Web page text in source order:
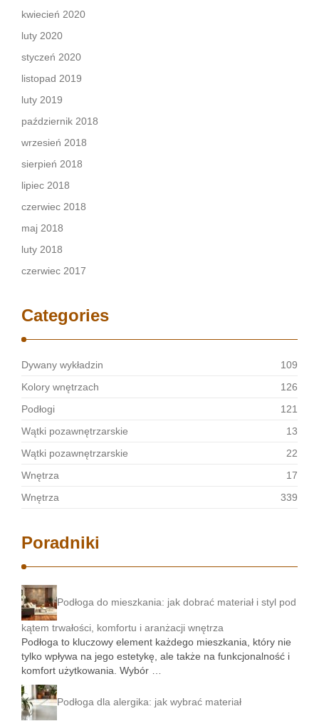
kwiecień 2020
luty 2020
styczeń 2020
listopad 2019
luty 2019
październik 2018
wrzesień 2018
sierpień 2018
lipiec 2018
czerwiec 2018
maj 2018
luty 2018
czerwiec 2017
Categories
Dywany wykładzin
109
Kolory wnętrzach
126
Podłogi
121
Wątki pozawnętrzarskie
13
Wątki pozawnętrzarskie
22
Wnętrza
17
Wnętrza
339
Poradniki
Podłoga do mieszkania: jak dobrać materiał i styl pod
kątem trwałości, komfortu i aranżacji wnętrza
Podłoga to kluczowy element każdego mieszkania, który nie
tylko wpływa na jego estetykę, ale także na funkcjonalność i
komfort użytkowania. Wybór …
Podłoga dla alergika: jak wybrać materiał